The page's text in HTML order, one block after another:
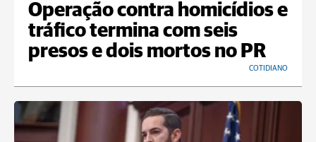
Operação contra homicídios e
tráfico termina com seis
presos e dois mortos no PR
COTIDIANO